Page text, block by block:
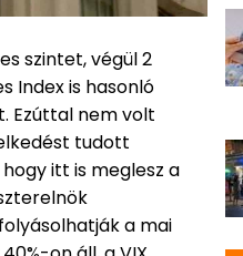
szintet, végül 2
Index is hasonló
Ezúttal nem volt
tudott
itt is meglesz a
a mai